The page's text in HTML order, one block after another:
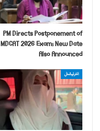
PM Directs Postponement of
MDCAT 2026 Exam; New Date
Also Announced
انٹرنیشنل